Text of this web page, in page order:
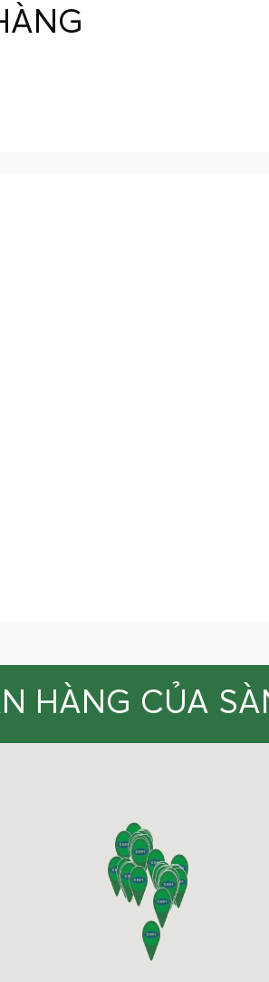
HÀNG CỦA